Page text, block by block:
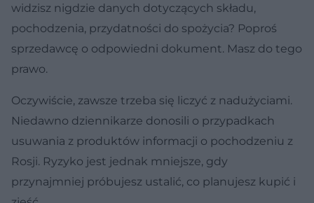
widzisz nigdzie danych dotyczących składu,
pochodzenia, przydatności do spożycia? Poproś
sprzedawcę o odpowiedni dokument. Masz do tego
prawo.
Oczywiście, zawsze trzeba się liczyć z nadużyciami.
Niedawno dziennikarze donosili o przypadkach
usuwania z produktów informacji o pochodzeniu z
Rosji. Ryzyko jest jednak mniejsze, gdy
przynajmniej próbujesz ustalić, co planujesz kupić i